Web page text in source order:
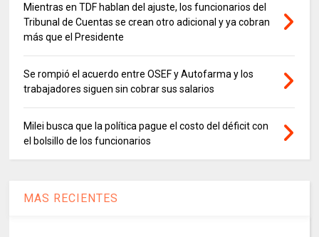
Mientras en TDF hablan del ajuste, los funcionarios del
Tribunal de Cuentas se crean otro adicional y ya cobran
más que el Presidente
Se rompió el acuerdo entre OSEF y Autofarma y los
trabajadores siguen sin cobrar sus salarios
Milei busca que la política pague el costo del déficit con
el bolsillo de los funcionarios
MAS RECIENTES